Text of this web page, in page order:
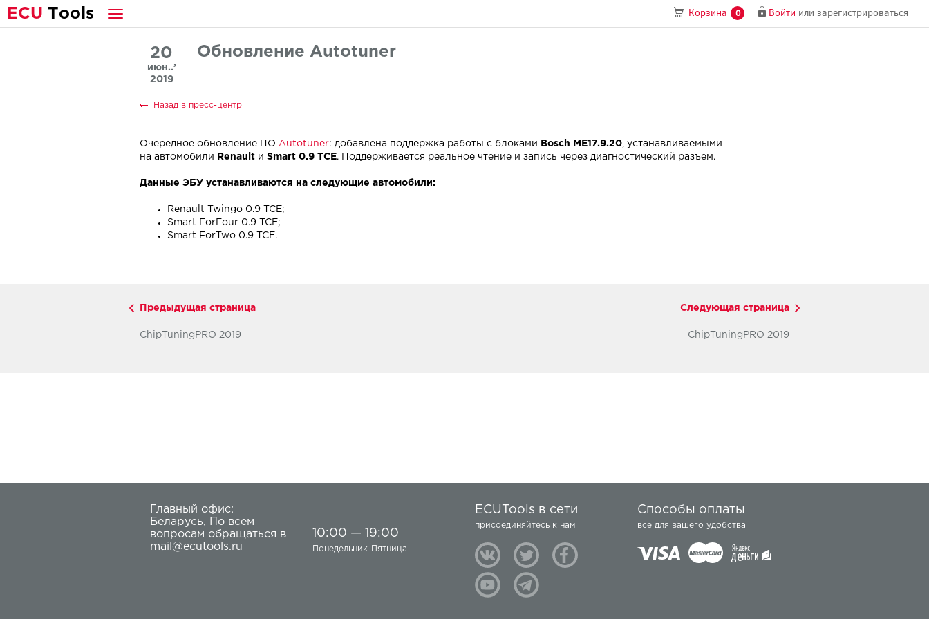
ECU Tools Корзина 0 Войти или зарегистрироваться
20
июн..’
2019
Обновление Autotuner
Назад в пресс-центр
Очередное обновление ПО Autotuner: добавлена поддержка работы с блоками Bosch ME17.9.20 , устанавливаемыми
на автомобили
Renault и Smart 0.9 TCE. Поддерживается реальное чтение и запись через диагностический разъем.
Данные ЭБУ устанавливаются на следующие автомобили:
Renault Twingo 0.9 TCE;
Smart ForFour 0.9 TCE;
Smart ForTwo 0.9 TCE.
Предыдущая страница
ChipTuningPRO 2019
Следующая страница
ChipTuningPRO 2019
Главный офис:
Беларусь,
По всем
вопросам обращаться в
mail@ecutools.ru
10:00 — 19:00
Понедельник-Пятница
ECUTools в сети
присоединяйтесь к нам
Способы оплаты
все для вашего удобства